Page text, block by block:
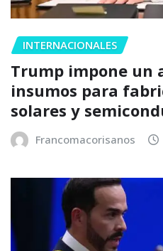
INTERNACIONALES
Trump impone un
insumos para
solares y
Francomacorisanos